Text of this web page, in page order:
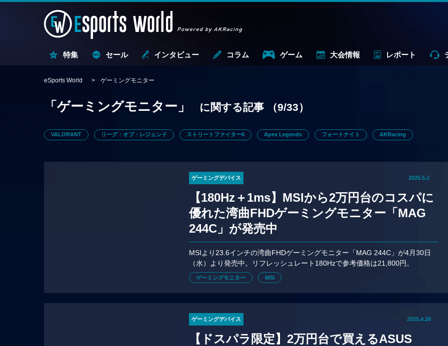
特集 セール インタビュー コラム ゲーム 大会情報 レポート
eSports World ゲーミングモニター
「ゲーミングモニター」 に関する記事 （9/33）
VALORANT リーグ・オブ・レジェンド ストリートファイター6 Apex Legends フォートナイト AKRacing
ゲーミングデバイス 2025.5.2
【180Hz＋1ms】MSIから2万円台のコスパに
優れた湾曲FHDゲーミングモニター「MAG
244C」が発売中
MSIより23.6インチの湾曲FHDゲーミングモニター「MAG 244C」が4月30日
（水）より発売中。リフレッシュレート180Hzで参考価格は21,800円。
ゲーミングモニター MSI
ゲーミングデバイス 2025.4.28
【ドスパラ限定】2万円台で買えるASUS